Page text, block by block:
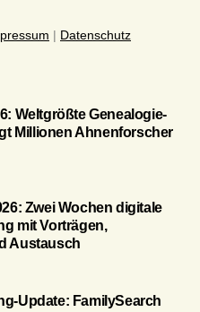
| Datenschutz
Weltgrößte Genealogie-
Millionen Ahnenforscher
Zwei Wochen digitale
mit Vorträgen,
Austausch
Update: FamilySearch